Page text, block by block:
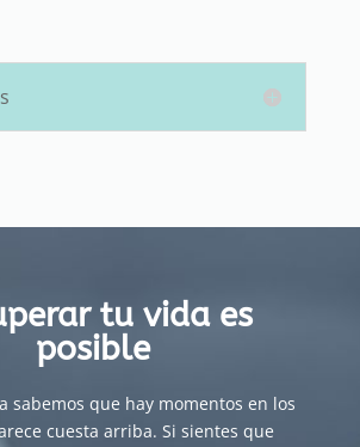
tu vida es
posible
sabemos que hay momentos en los
cuesta arriba. Si sientes que